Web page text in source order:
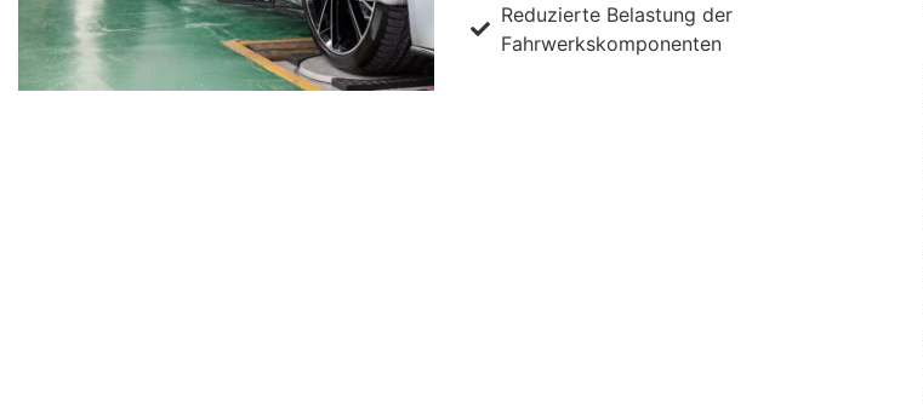
Reduzierte Belastung der
Fahrwerkskomponenten